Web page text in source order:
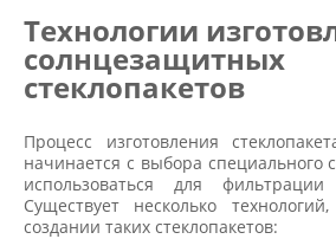
Технологии
солнцезащитных
стеклопакетов
Процесс изготовления
начинается с выбора специального
использоваться для
Существует несколько
создании таких стеклопакетов: